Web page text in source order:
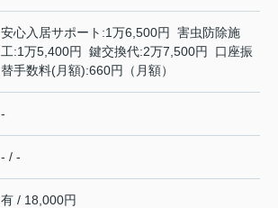
安心入居サポート:1万6,500円 害虫防除施
工:1万5,400円 鍵交換代:2万7,500円 口座振
替手数料(月額):660円（月額）
-
- / -
有 / 18,000円